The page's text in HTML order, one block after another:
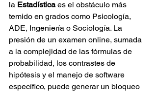
la Estadística es el obstáculo más
temido en grados como Psicología,
ADE, Ingeniería o Sociología. La
presión de un examen online, sumada
a la complejidad de las fórmulas de
probabilidad, los contrastes de
hipótesis y el manejo de software
específico, puede generar un bloqueo